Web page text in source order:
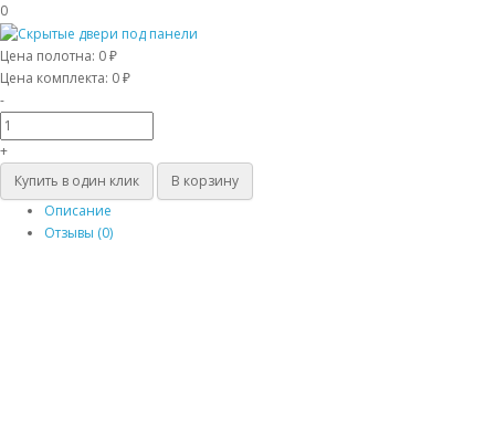
0
Цена полотна: 0 ₽
Цена комплекта: 0 ₽
-
+
Купить в один клик
В корзину
Описание
Отзывы (0)